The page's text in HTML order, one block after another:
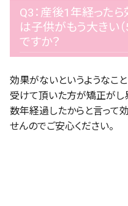
Q3：産後1年経った
は子供がもう大きい
ですか？
効果がないというようなこ
受けて頂いた方が矯正がし
数年経過したからと言って
せんのでご安心ください。